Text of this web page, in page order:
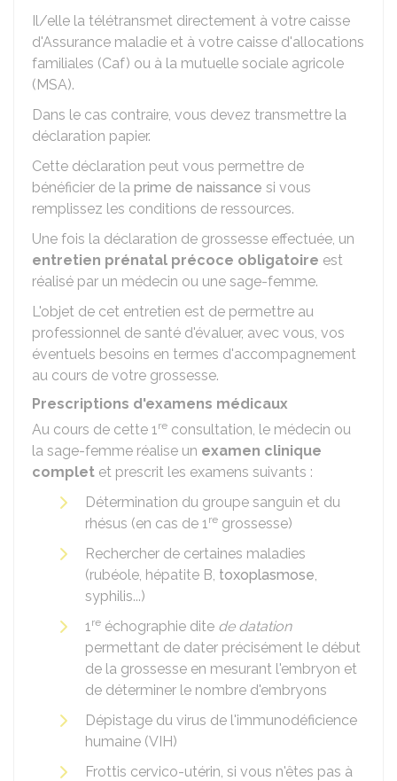
Il/elle la télétransmet directement à votre caisse
d'Assurance maladie et à votre caisse d'allocations
familiales (Caf) ou à la mutuelle sociale agricole
(MSA).
Dans le cas contraire, vous devez transmettre la
déclaration papier.
Cette déclaration peut vous permettre de
bénéficier de la prime de naissance si vous
remplissez les conditions de ressources.
Une fois la déclaration de grossesse effectuée, un
entretien prénatal précoce obligatoire est
réalisé par un médecin ou une sage-femme.
L'objet de cet entretien est de permettre au
professionnel de santé d'évaluer, avec vous, vos
éventuels besoins en termes d'accompagnement
au cours de votre grossesse.
Prescriptions d'examens médicaux
Au cours de cette 1re consultation, le médecin ou
la sage-femme réalise un examen clinique
complet et prescrit les examens suivants :
Détermination du groupe sanguin et du
rhésus (en cas de 1re grossesse)
Rechercher de certaines maladies
(rubéole, hépatite B, toxoplasmose,
syphilis...)
1re échographie dite de datation
permettant de dater précisément le début
de la grossesse en mesurant l'embryon et
de déterminer le nombre d'embryons
Dépistage du virus de l'immunodéficience
humaine (VIH)
Frottis cervico-utérin, si vous n'êtes pas à